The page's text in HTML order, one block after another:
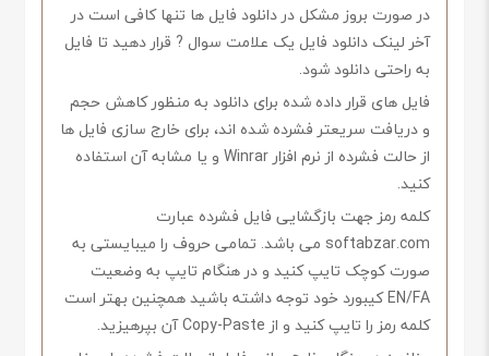
در صورت بروز مشکل در دانلود فایل ها تنها کافی است در
آخر لینک دانلود فایل یک علامت سوال ? قرار دهید تا فایل
به راحتی دانلود شود.
فایل های قرار داده شده برای دانلود به منظور کاهش حجم
و دریافت سریعتر فشرده شده اند، برای خارج سازی فایل ها
از حالت فشرده از نرم افزار Winrar و یا مشابه آن استفاده
کنید.
کلمه رمز جهت بازگشایی فایل فشرده عبارت
softabzar.com می باشد. تمامی حروف را میبایستی به
صورت کوچک تایپ کنید و در هنگام تایپ به وضعیت
EN/FA کیبورد خود توجه داشته باشید همچنین بهتر است
کلمه رمز را تایپ کنید و از Copy-Paste آن بپرهیزید.